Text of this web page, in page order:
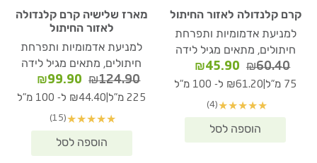
קרם קלנדולה לאזור החיתול
למניעת אדמומיות ותפרחת
חיתולים, מתאים מגיל לידה
₪60.40
המחיר
המקורי
₪60.40.
₪45.90
המחיר
הנוכחי
75 מ"ל ₪61.20 ל- 100 מ"ל
★
★
★
★
★
(4)
מארז שלישיה קרם קלנדולה
לאזור החיתול
למניעת אדמומיות ותפרחת
חיתולים, מתאים מגיל לידה
₪124.90
המחיר
המקורי
₪124.90.
₪99.90
המחיר
הנוכחי
225 מ"ל ₪44.40 ל- 100 מ"ל
★
★
★
★
★
(15)